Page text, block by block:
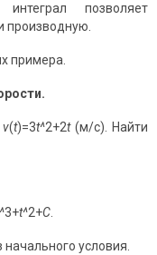
позволяет
производную.
примера.
v(t)=3t^2+2t(м/с). Найти
^3+t^2+C
условия.